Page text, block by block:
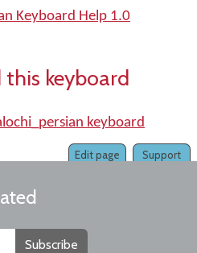
Keyboard Help 1.0
keyboard
keyboard
Support
Edit page
Subscribe